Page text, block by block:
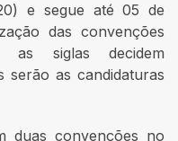
e segue até 05 de
das convenções
as siglas decidem
serão as candidaturas
duas convenções no